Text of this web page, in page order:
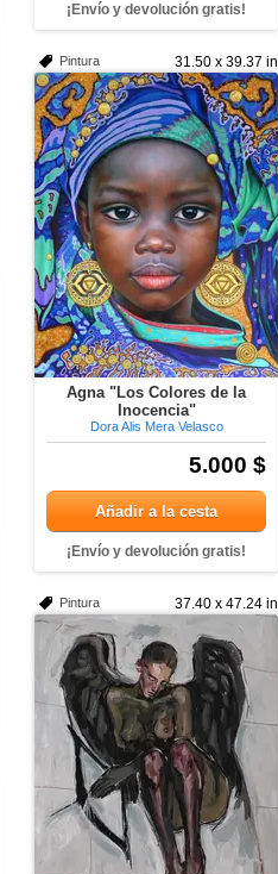
¡Envío y devolución gratis!
31.50 x 39.37 in
Pintura
Agna "Los Colores de la
Inocencia"
Dora Alis Mera Velasco
5.000 $
Añadir a la cesta
¡Envío y devolución gratis!
37.40 x 47.24 in
Pintura